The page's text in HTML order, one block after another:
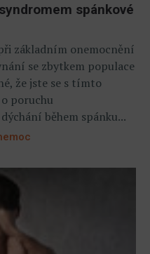
spánkové
základním onemocnění
se zbytkem populace
že jste se s tímto
poruchu
během spánku...